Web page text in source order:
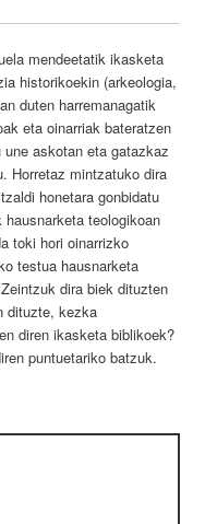
mendeetatik ikasketa
historikoekin (arkeologia,
duten harremanagatik
eta oinarriak bateratzen
askotan eta gatazkaz
Horretaz mintzatuko dira
honetara gonbidatu
teologikoan
toki hori oinarrizko
testua hausnarketa
dira biek dituzten
dituzte, kezka
diren ikasketa biblikoek?
puntuetariko batzuk.